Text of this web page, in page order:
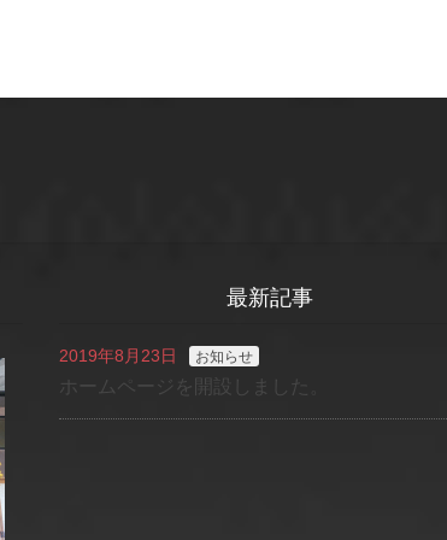
最新記事
2019年8月23日 お知らせ
ホームページを開設しました。